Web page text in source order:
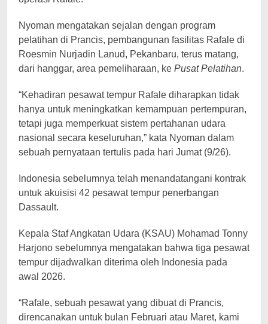
Nyoman mengatakan sejalan dengan program
pelatihan di Prancis, pembangunan fasilitas Rafale di
Roesmin Nurjadin Lanud, Pekanbaru, terus matang,
dari hanggar, area pemeliharaan, ke Pusat Pelatihan.
“Kehadiran pesawat tempur Rafale diharapkan tidak
hanya untuk meningkatkan kemampuan pertempuran,
tetapi juga memperkuat sistem pertahanan udara
nasional secara keseluruhan,” kata Nyoman dalam
sebuah pernyataan tertulis pada hari Jumat (9/26).
Indonesia sebelumnya telah menandatangani kontrak
untuk akuisisi 42 pesawat tempur penerbangan
Dassault.
Kepala Staf Angkatan Udara (KSAU) Mohamad Tonny
Harjono sebelumnya mengatakan bahwa tiga pesawat
tempur dijadwalkan diterima oleh Indonesia pada
awal 2026.
“Rafale, sebuah pesawat yang dibuat di Prancis,
direncanakan untuk bulan Februari atau Maret, kami